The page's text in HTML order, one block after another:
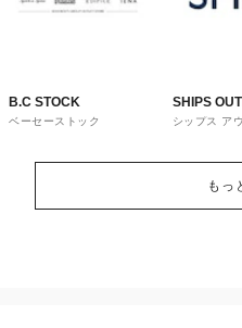
B.C STOCK
ベーセーストック
SHIPS
シップス ア
もっ